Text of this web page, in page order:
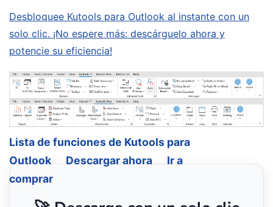
Desbloquee Kutools para Outlook al instante con un
solo clic. ¡No espere más: descárguelo ahora y
potencie su eficiencia!
Lista de funciones de Kutools para
Outlook
Descargar ahora
Ir a
comprar